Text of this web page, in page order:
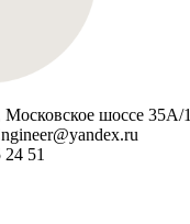
Московское шоссе 35А/1
51